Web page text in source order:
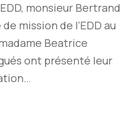
monsieur Bertrand
mission de l’EDD au
Beatrice
ont présenté leur